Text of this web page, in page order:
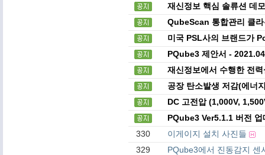
재신정보 핵심 솔류션 데
QubeScan 통합관리 클
미국 PSL사의 브랜드가
PQube3 제안서 -
재신정보에서 수행한 전
공장 탄소발생 저감(에너
DC 고전압 (1,000V,
PQube3 Ver5.1.1 버전
330
이게이지 설치 사진들
329
PQube3에서 진동감지